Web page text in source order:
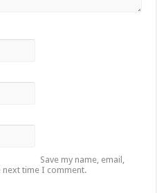
Save my name, email,
time I comment.